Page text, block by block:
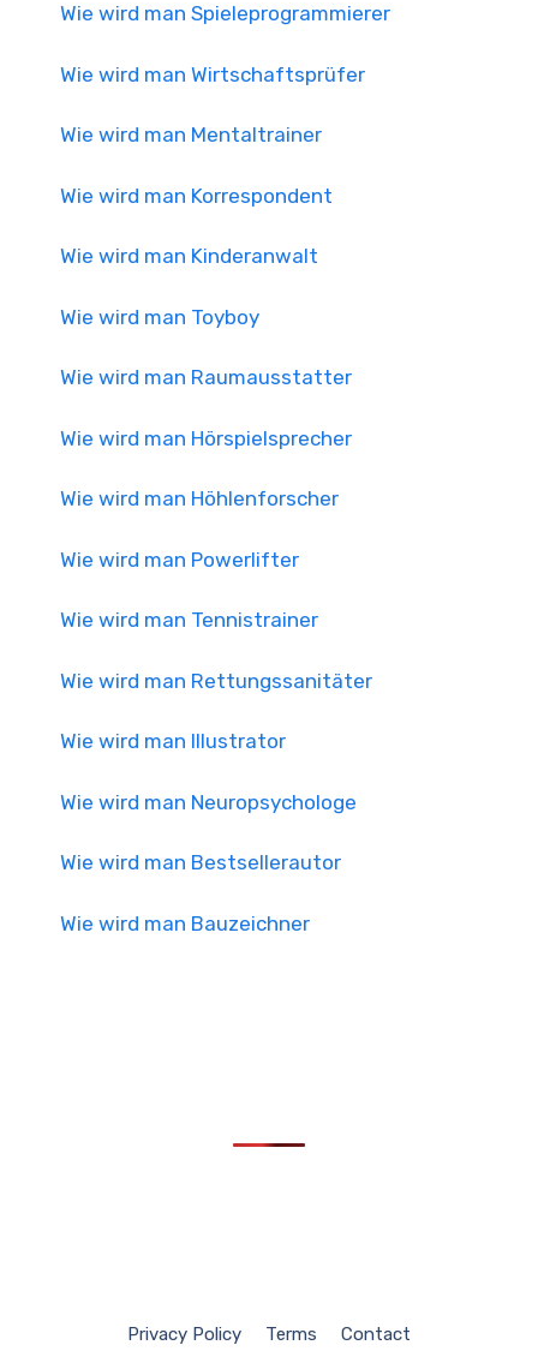
Wie wird man Spieleprogrammierer
Wie wird man Wirtschaftsprüfer
Wie wird man Mentaltrainer
Wie wird man Korrespondent
Wie wird man Kinderanwalt
Wie wird man Toyboy
Wie wird man Raumausstatter
Wie wird man Hörspielsprecher
Wie wird man Höhlenforscher
Wie wird man Powerlifter
Wie wird man Tennistrainer
Wie wird man Rettungssanitäter
Wie wird man Illustrator
Wie wird man Neuropsychologe
Wie wird man Bestsellerautor
Wie wird man Bauzeichner
Privacy Policy Terms Contact